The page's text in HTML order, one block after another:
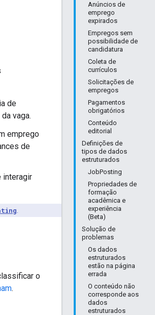
Anúncios de
emprego
expirados
Empregos sem
possibilidade de
candidatura
Coleta de
currículos
Solicitações de
empregos
Pagamentos
obrigatórios
Conteúdo
editorial
Definições de
tipos de dados
estruturados
JobPosting
Propriedades de
formação
acadêmica e
experiência
(Beta)
Solução de
problemas
Os dados
estruturados
estão na página
errada
O conteúdo não
corresponde aos
dados
estruturados
de
vaga.
emprego
de
interagir
o
.